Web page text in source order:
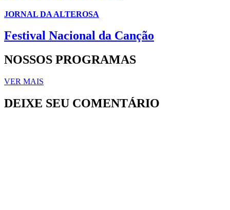
JORNAL DA ALTEROSA
Festival Nacional da Canção
NOSSOS PROGRAMAS
VER MAIS
DEIXE SEU COMENTÁRIO